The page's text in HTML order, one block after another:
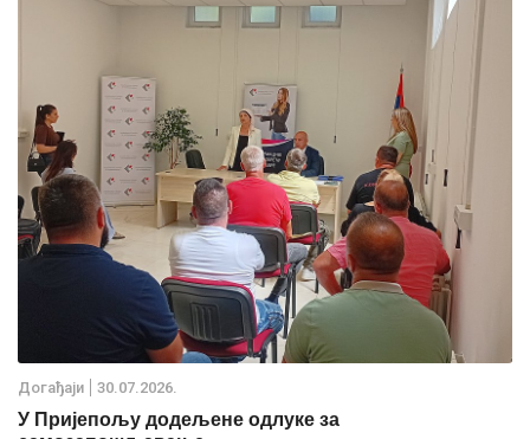
Дoгађаjи 30.07.2026.
У Пријепољу додељене одлуке за